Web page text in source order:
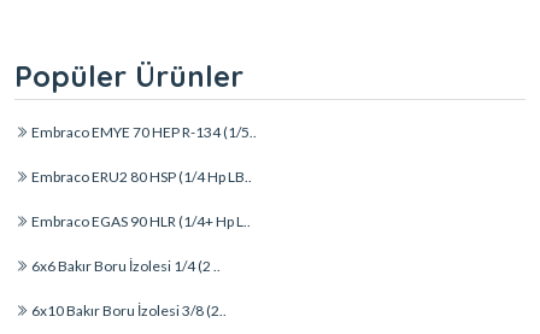
Popüler Ürünler
Embraco EMYE 70 HEP R-134 (1/5..
Embraco ERU2 80 HSP (1/4 Hp LB..
Embraco EGAS 90 HLR (1/4+ Hp L..
6x6 Bakır Boru İzolesi 1/4 (2 ..
6x10 Bakır Boru İzolesi 3/8 (2..